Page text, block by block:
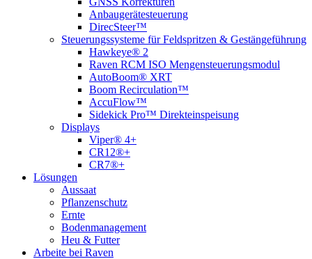
Anbaugerätesteuerung
DirecSteer™
Steuerungssysteme für Feldspritzen & Gestängeführung
Hawkeye® 2
Raven RCM ISO Mengensteuerungsmodul
AutoBoom® XRT
Boom Recirculation™
AccuFlow™
Sidekick Pro™ Direkteinspeisung
Displays
Viper® 4+
CR12®+
CR7®+
Lösungen
Aussaat
Pflanzenschutz
Ernte
Bodenmanagement
Heu & Futter
Arbeite bei Raven